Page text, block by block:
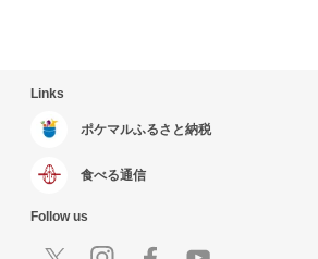
Links
ポケマルふるさと納税
食べる通信
Follow us